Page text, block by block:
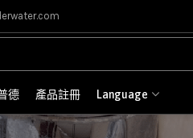
德 產品註冊 Language